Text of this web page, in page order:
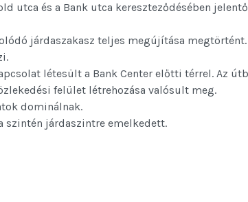
utca és a Bank utca kereszteződésében
járdaszakasz teljes megújítása
létesült a Bank Center előtti térrel. Az
felület létrehozása valósult meg.
dominálnak.
szintén járdaszintre emelkedett.